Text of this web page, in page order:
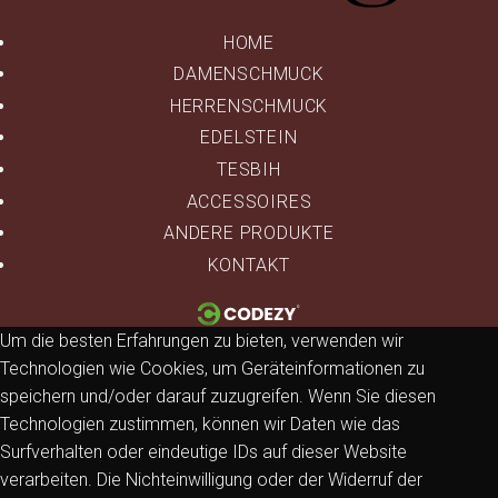
HOME
DAMENSCHMUCK
HERRENSCHMUCK
EDELSTEIN
TESBIH
ACCESSOIRES
ANDERE PRODUKTE
KONTAKT
Um die besten Erfahrungen zu bieten, verwenden wir
Technologien wie Cookies, um Geräteinformationen zu
speichern und/oder darauf zuzugreifen. Wenn Sie diesen
Technologien zustimmen, können wir Daten wie das
Surfverhalten oder eindeutige IDs auf dieser Website
verarbeiten. Die Nichteinwilligung oder der Widerruf der